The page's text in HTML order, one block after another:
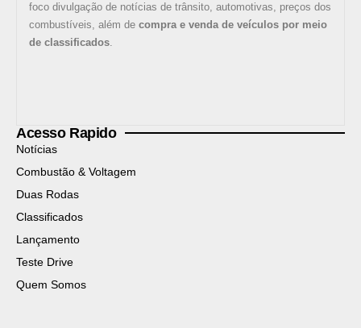
foco divulgação de notícias de trânsito, automotivas, preços dos
combustíveis, além de compra e venda de veículos por meio
de classificados.
Acesso Rapido
Notícias
Combustão & Voltagem
Duas Rodas
Classificados
Lançamento
Teste Drive
Quem Somos